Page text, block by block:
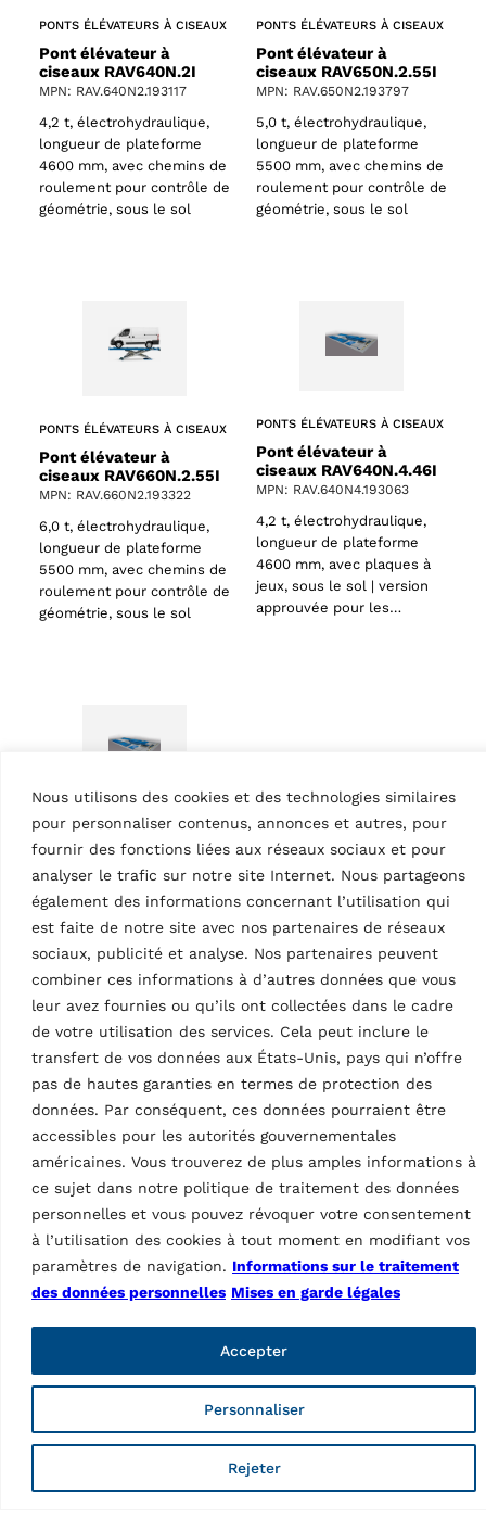
Nous utilisons des cookies et des technologies similaires
pour personnaliser contenus, annonces et autres, pour
fournir des fonctions liées aux réseaux sociaux et pour
analyser le trafic sur notre site Internet. Nous partageons
également des informations concernant l’utilisation qui
est faite de notre site avec nos partenaires de réseaux
sociaux, publicité et analyse. Nos partenaires peuvent
combiner ces informations à d’autres données que vous
leur avez fournies ou qu’ils ont collectées dans le cadre
de votre utilisation des services. Cela peut inclure le
transfert de vos données aux États-Unis, pays qui n’offre
pas de hautes garanties en termes de protection des
données. Par conséquent, ces données pourraient être
accessibles pour les autorités gouvernementales
américaines. Vous trouverez de plus amples informations à
ce sujet dans notre politique de traitement des données
personnelles et vous pouvez révoquer votre consentement
à l’utilisation des cookies à tout moment en modifiant vos
paramètres de navigation. Informations sur le traitement
des données personnelles Mises en garde légales
Personnaliser
Rejeter
Accepter
61 products
PONTS ÉLÉVATEURS À CISEAUX
Pont élévateur à
ciseaux RAV640N.2I
MPN: RAV.640N2.193117
4,2 t, électrohydraulique,
longueur de plateforme
4600 mm, avec chemins de
roulement pour contrôle de
géométrie, sous le sol
PONTS ÉLÉVATEURS À CISEAUX
Pont élévateur à
ciseaux RAV650N.2.55I
MPN: RAV.650N2.193797
5,0 t, électrohydraulique,
longueur de plateforme
5500 mm, avec chemins de
roulement pour contrôle de
géométrie, sous le sol
PONTS ÉLÉVATEURS À CISEAUX
Pont élévateur à
ciseaux RAV660N.2.55I
MPN: RAV.660N2.193322
6,0 t, électrohydraulique,
longueur de plateforme
5500 mm, avec chemins de
roulement pour contrôle de
géométrie, sous le sol
PONTS ÉLÉVATEURS À CISEAUX
Pont élévateur à
ciseaux RAV640N.4.46I
MPN: RAV.640N4.193063
4,2 t, électrohydraulique,
longueur de plateforme
4600 mm, avec plaques à
jeux, sous le sol | version
approuvée pour les…
PONTS ÉLÉVATEURS À CISEAUX
Pont élévateur à
ciseaux RAV640N.6.55I
MPN: RAV.640N6.193032
4,2 t, électrohydraulique,
longueur de plateforme
jeux, sous le sol | version
approuvée pour les…
Données techniques
Kit de rampes de
passage 1560 mm,
1560mm